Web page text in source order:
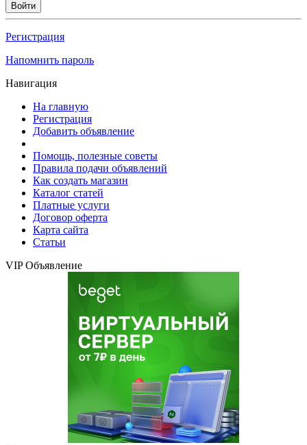
Войти
Регистрация
Напомнить пароль
Навигация
На главную
Регистрация
Добавить объявление
Помощь, полезные советы
Правила подачи объявлений
Как создать магазин
Каталог статей
Платные услуги
Договор оферта
Карта сайта
Статьи
VIP Объявление